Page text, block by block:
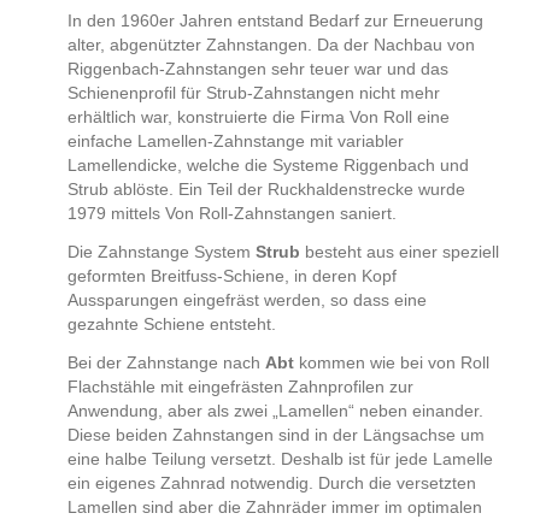
In den 1960er Jahren entstand Bedarf zur Erneuerung
alter, abgenützter Zahnstangen. Da der Nachbau von
Riggenbach-Zahnstangen sehr teuer war und das
Schienenprofil für Strub-Zahnstangen nicht mehr
erhältlich war, konstruierte die Firma Von Roll eine
einfache Lamellen-Zahnstange mit variabler
Lamellendicke, welche die Systeme Riggenbach und
Strub ablöste. Ein Teil der Ruckhaldenstrecke wurde
1979 mittels Von Roll-Zahnstangen saniert.
Die Zahnstange SystemStrub besteht aus einer speziell
geformten Breitfuss-Schiene, in deren Kopf
Aussparungen eingefräst werden, so dass eine
gezahnte Schiene entsteht.
Bei der Zahnstange nach Abt kommen wie bei von Roll
Flachstähle mit eingefrästen Zahnprofilen zur
Anwendung, aber als zwei „Lamellen“ neben einander.
Diese beiden Zahnstangen sind in der Längsachse um
eine halbe Teilung versetzt. Deshalb ist für jede Lamelle
ein eigenes Zahnrad notwendig. Durch die versetzten
Lamellen sind aber die Zahnräder immer im optimalen